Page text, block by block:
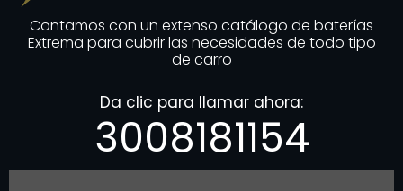
Contamos con un extenso catálogo de baterías
Extrema para cubrir las necesidades de todo tipo
de carro
Da clic para llamar ahora:
3008181154